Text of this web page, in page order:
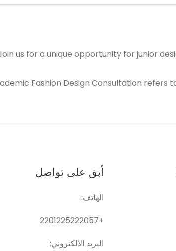
us for a unique opportunity for junior
Fashion Design Consultation
أبق على تواصل
الهاتف:
+2201225222057
البريد الالكتروني: